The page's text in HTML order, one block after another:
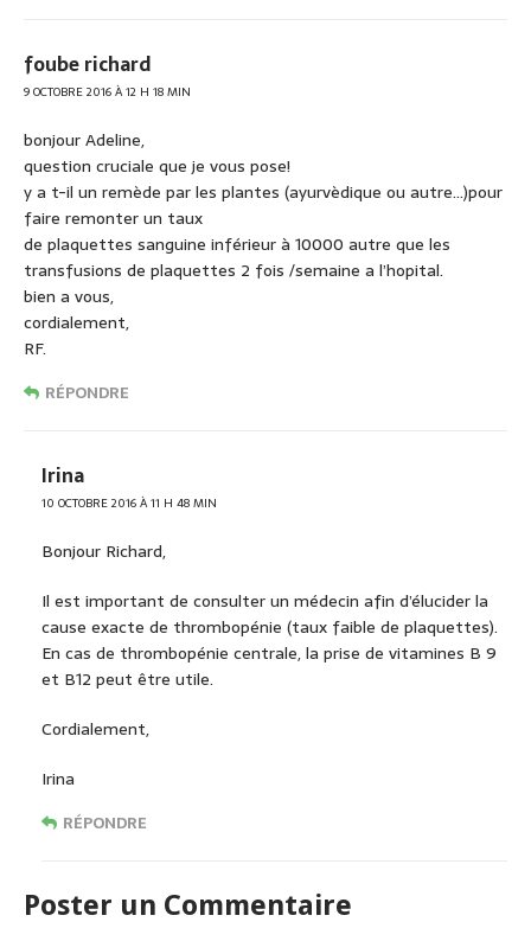
foube richard
9 OCTOBRE 2016 À 12 H 18 MIN
bonjour Adeline,
question cruciale que je vous pose!
y a t-il un remède par les plantes (ayurvèdique ou autre…)pour
faire remonter un taux
de plaquettes sanguine inférieur à 10000 autre que les
transfusions de plaquettes 2 fois /semaine a l’hopital.
bien a vous,
cordialement,
RF.
RÉPONDRE
Irina
10 OCTOBRE 2016 À 11 H 48 MIN
Bonjour Richard,
Il est important de consulter un médecin afin d’élucider la
cause exacte de thrombopénie (taux faible de plaquettes).
En cas de thrombopénie centrale, la prise de vitamines B 9
et B12 peut être utile.
Cordialement,
Irina
RÉPONDRE
Poster un Commentaire